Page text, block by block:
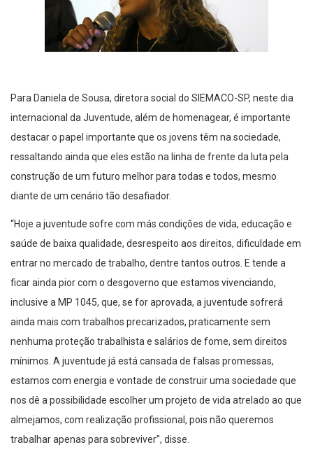
Para Daniela de Sousa, diretora social do SIEMACO-SP, neste dia
internacional da Juventude, além de homenagear, é importante
destacar o papel importante que os jovens têm na sociedade,
ressaltando ainda que eles estão na linha de frente da luta pela
construção de um futuro melhor para todas e todos, mesmo
diante de um cenário tão desafiador.
“Hoje a juventude sofre com más condições de vida, educação e
saúde de baixa qualidade, desrespeito aos direitos, dificuldade em
entrar no mercado de trabalho, dentre tantos outros. E tende a
ficar ainda pior com o desgoverno que estamos vivenciando,
inclusive a MP 1045, que, se for aprovada, a juventude sofrerá
ainda mais com trabalhos precarizados, praticamente sem
nenhuma proteção trabalhista e salários de fome, sem direitos
mínimos. A juventude já está cansada de falsas promessas,
estamos com energia e vontade de construir uma sociedade que
nos dê a possibilidade escolher um projeto de vida atrelado ao que
almejamos, com realização profissional, pois não queremos
trabalhar apenas para sobreviver”, disse.